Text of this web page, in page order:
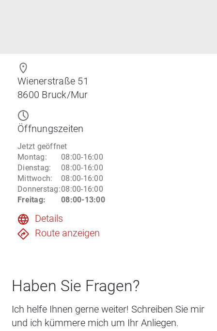
Wienerstraße 51
8600 Bruck/Mur
Öffnungszeiten
Jetzt geöffnet
Montag:
08:00-16:00
Dienstag:
08:00-16:00
Mittwoch:
08:00-16:00
Donnerstag:08:00-16:00
Freitag: 08:00-13:00
Details
Route anzeigen
Haben Sie Fragen?
Ich helfe Ihnen gerne weiter! Schreiben Sie mir
und ich kümmere mich um Ihr Anliegen.